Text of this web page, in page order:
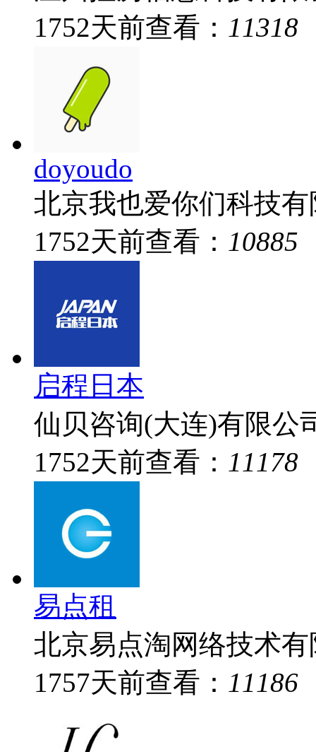
1752天前查看： 11318
doyoudo
北京我也爱你们科技
1752天前查看： 10885
启程日本
仙贝咨询(大连)有限公
1752天前查看： 11178
易点租
北京易点淘网络技术
1757天前查看： 11186